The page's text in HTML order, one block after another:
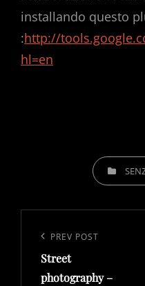
installando questo
:http://
hl=en
CATEGORIES
navigation
Previous
Post
PREV POST
Street
photography –